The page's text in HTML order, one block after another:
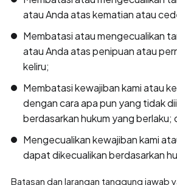
atau Anda atas kematian atau
Membatasi atau mengecualikan
atau Anda atas penipuan atau
keliru;
Membatasi kewajiban kami atau
dengan cara apa pun yang tidak
berdasarkan hukum yang berlaku;
Mengecualikan kewajiban kami
dapat dikecualikan berdasarkan
Batasan dan larangan tanggung jawab